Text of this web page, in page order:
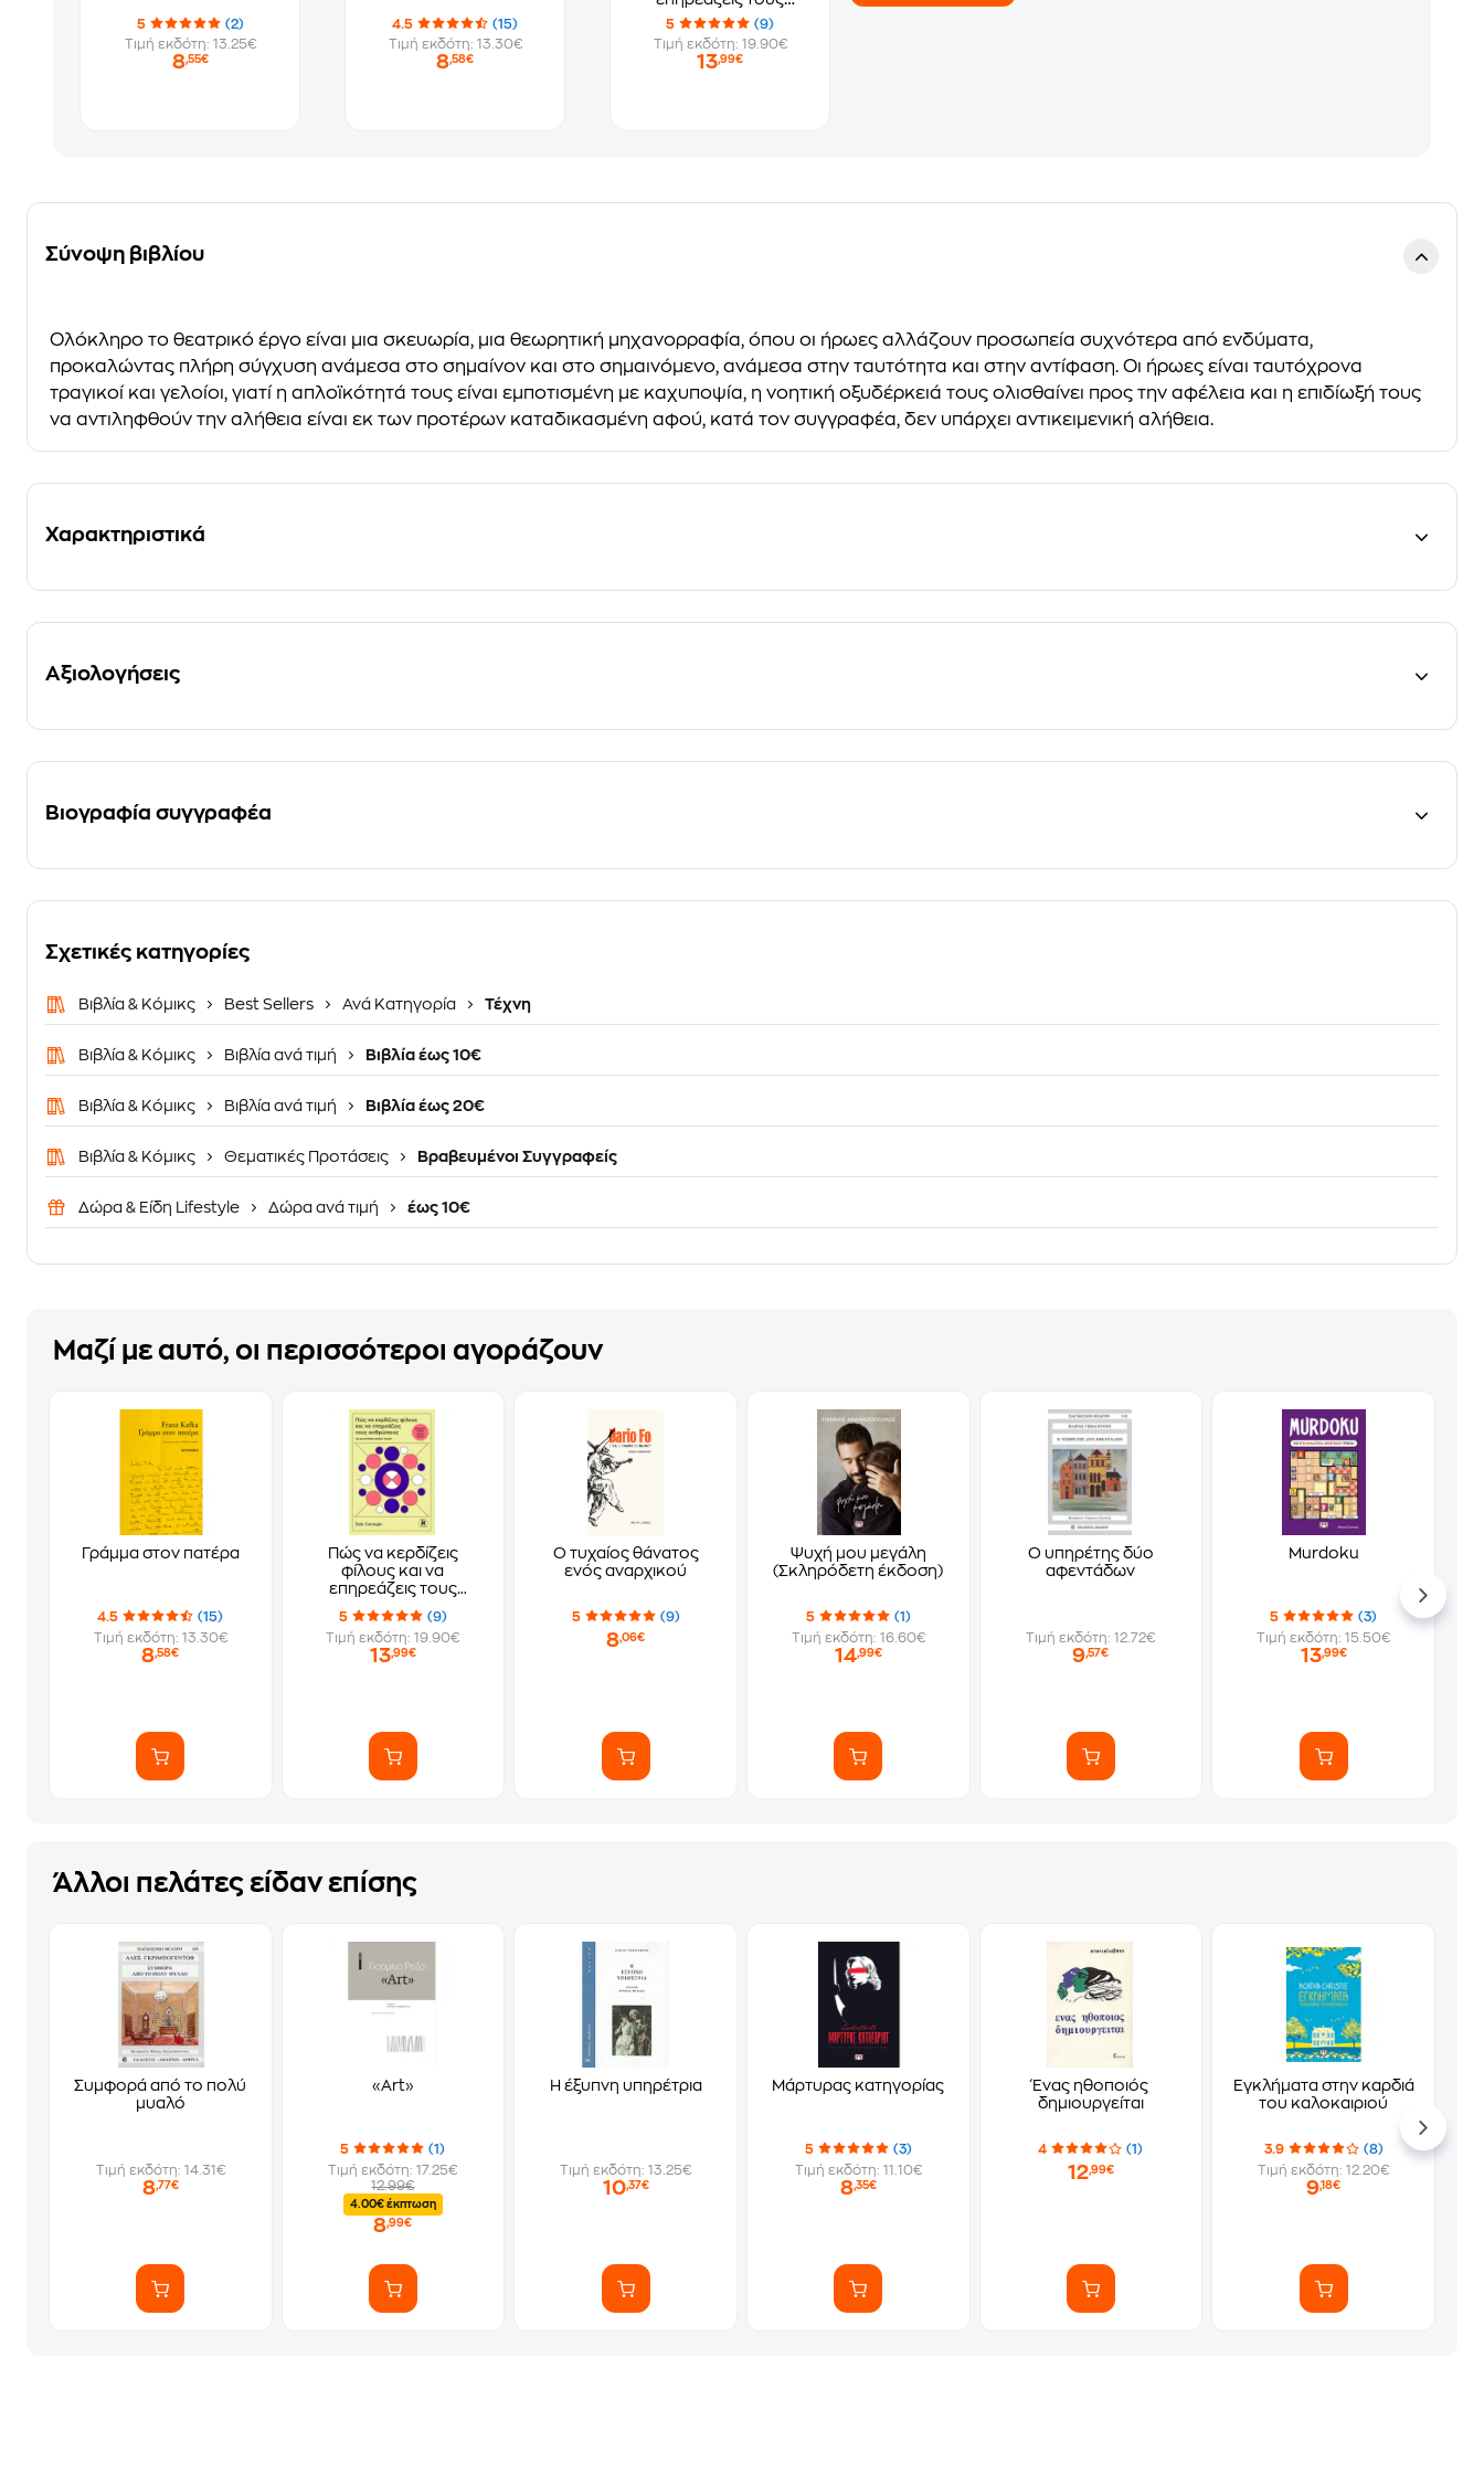
5
(2)
Τιμή εκδότη: 13.25€
8,55€
4.5
(15)
Τιμή εκδότη: 13.30€
8,58€
ανθρώπους
5
(9)
Τιμή εκδότη: 19.90€
13,99€
Σύνοψη βιβλίου
Ολόκληρο το θεατρικό έργο είναι μια σκευωρία, μια θεωρητική μηχανορραφία, όπου οι ήρωες αλλάζουν προσωπεία συχνότερα από ενδύματα,
προκαλώντας πλήρη σύγχυση ανάμεσα στο σημαίνον και στο σημαινόμενο, ανάμεσα στην ταυτότητα και στην αντίφαση. Οι ήρωες είναι ταυτόχρονα
τραγικοί και γελοίοι, γιατί η απλοϊκότητά τους είναι εμποτισμένη με καχυποψία, η νοητική οξυδέρκειά τους ολισθαίνει προς την αφέλεια και η επιδίωξή τους
να αντιληφθούν την αλήθεια είναι εκ των προτέρων καταδικασμένη αφού, κατά τον συγγραφέα, δεν υπάρχει αντικειμενική αλήθεια.
Χαρακτηριστικά
Αξιολογήσεις
Βιογραφία συγγραφέα
Σχετικές κατηγορίες
Βιβλία & Κόμικς Best Sellers Ανά Κατηγορία Τέχνη
Βιβλία & Κόμικς Βιβλία ανά τιμή Βιβλία έως 10€
Βιβλία & Κόμικς Βιβλία ανά τιμή Βιβλία έως 20€
Βιβλία & Κόμικς Θεματικές Προτάσεις Βραβευμένοι Συγγραφείς
Δώρα & Είδη Lifestyle Δώρα ανά τιμή έως 10€
Μαζί με αυτό, οι περισσότεροι αγοράζουν
Γράμμα στον πατέρα
4.5
(15)
Τιμή εκδότη: 13.30€
8,58€
Πώς να κερδίζεις
φίλους και να
επηρεάζεις τους
ανθρώπους
5
(9)
Τιμή εκδότη: 19.90€
13,99€
Ο τυχαίος θάνατος
ενός αναρχικού
5 (9)
8,06€
Ψυχή μου μεγάλη
(Σκληρόδετη έκδοση)
5
(1)
Τιμή εκδότη: 16.60€
14,99€
Ο υπηρέτης δύο
αφεντάδων
Τιμή εκδότη: 12.72€
9,57€
Murdoku
5
(3)
Τιμή εκδότη: 15.50€
13,99€
Άλλοι πελάτες είδαν επίσης
Συμφορά από το πολύ
μυαλό
Τιμή εκδότη: 14.31€
8,77€
«Art»
5
(1)
Τιμή εκδότη: 17.25€
12.99€
4.00€ έκπτωση
8,99€
Η έξυπνη υπηρέτρια
Τιμή εκδότη: 13.25€
10,37€
Μάρτυρας κατηγορίας
5
(3)
Τιμή εκδότη: 11.10€
8,35€
Ένας ηθοποιός
δημιουργείται
4 (1)
12,99€
Εγκλήματα στην καρδιά
του καλοκαιριού
3.9
(8)
Τιμή εκδότη: 12.20€
9,18€